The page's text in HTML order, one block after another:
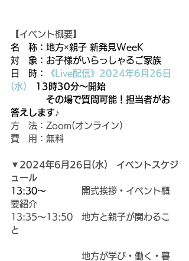
【イベント概要】
名　称：地方×親子 新発見WeeK
対　象：お子様がいらっしゃるご家族
日　時：
《Live配信》2024年6月26日
(水) 13時30分～開始
答えします♪
方　法：Zoom(オンライン)
費　用：無料
▼ 2024年6月26日(水)　イベントスケジ
ュール
13:30～ 開式挨拶・イベント概
要紹介
13:35～13:50　地方と親子が関わるこ
と
地方が学び・働く・暮